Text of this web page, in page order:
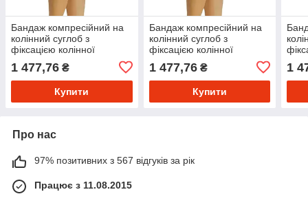
Бандаж компресійний на
колінний суглоб з
фіксацією колінної
чашечки Morsa розмір XXL
(чорний)
1 477,76 ₴
Купити
Бандаж компресійний на
колінний суглоб з
фіксацією колінної
чашечки Morsa розмір XL
(чорний)
1 477,76₴
Купити
1
Про нас
97% позитивних з 567 відгуків за рік
Працює з 11.08.2015